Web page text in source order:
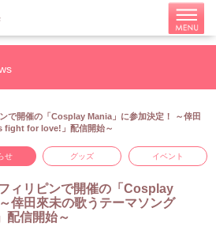
で開催の「Cosplay Mania」に参加決定！ ～倖田
fight for love!」配信開始～
せ グッズ イベント
ィリピンで開催の「Cosplay
倖田來未の歌うテーマソング
配信開始～